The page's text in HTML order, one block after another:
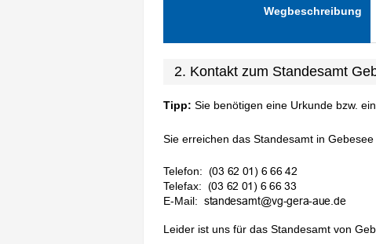
Wegbeschreibung
2. Kontakt zum Standesamt
Tipp: Sie benötigen eine Urkunde bzw.
Sie erreichen das Standesamt in Gebesee
Telefon:
Telefax:
E-Mail:
Leider ist uns für das Standesamt von